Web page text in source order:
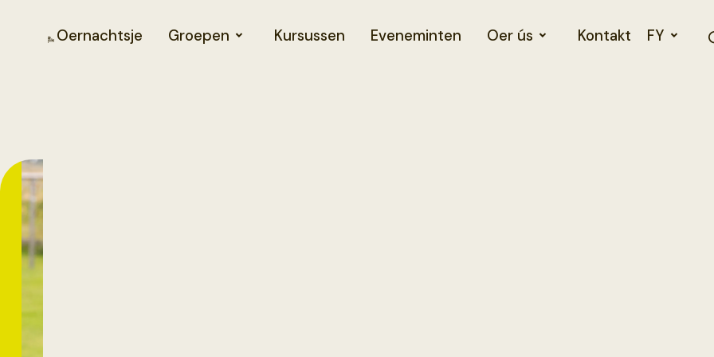
Oernachtsje Groepen Kursussen Eveneminten Oer ús Kontakt FY
5/10/2026
Pensjoen
yn Sicht
11